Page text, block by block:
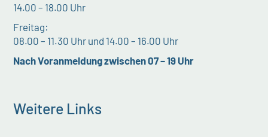
14.00 – 18.00 Uhr
Freitag:
08.00 – 11.30 Uhr und 14.00 – 16.00 Uhr
Nach Voranmeldung zwischen 07 – 19 Uhr
Weitere Links